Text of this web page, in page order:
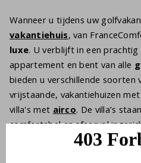
Wanneer u tijdens uw
vakantiehuis, van
luxe. U verblijft in een prachtig
appartement en bent van alle
bieden u verschillende soorten
vrijstaande, vakantiehuizen met
villa's met airco. De villa’s
comfortabel en sfeervol
badkamers en meerdere